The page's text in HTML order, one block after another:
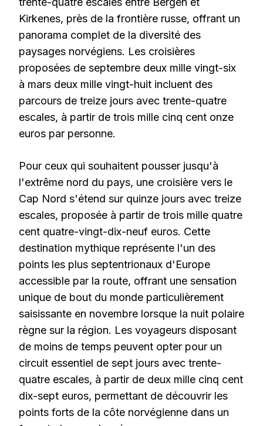
Kirkenes, près de la frontière russe, offrant un
panorama complet de la diversité des
paysages norvégiens. Les croisières
proposées de septembre deux mille vingt-six
à mars deux mille vingt-huit incluent des
parcours de treize jours avec trente-quatre
escales, à partir de trois mille cinq cent onze
euros par personne.
Pour ceux qui souhaitent pousser jusqu'à
l'extrême nord du pays, une croisière vers le
Cap Nord s'étend sur quinze jours avec treize
escales, proposée à partir de trois mille quatre
cent quatre-vingt-dix-neuf euros. Cette
destination mythique représente l'un des
points les plus septentrionaux d'Europe
accessible par la route, offrant une sensation
unique de bout du monde particulièrement
saisissante en novembre lorsque la nuit polaire
règne sur la région. Les voyageurs disposant
de moins de temps peuvent opter pour un
circuit essentiel de sept jours avec trente-
quatre escales, à partir de deux mille cinq cent
dix-sept euros, permettant de découvrir les
points forts de la côte norvégienne dans un